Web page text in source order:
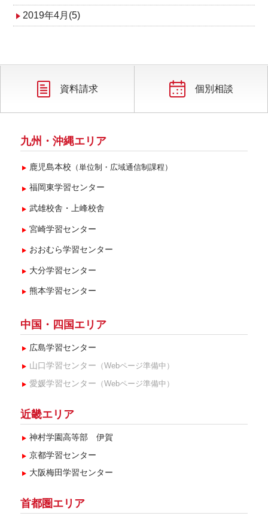
2019年4月(5)
資料請求 個別相談
九州・沖縄エリア
鹿児島本校 （単位制・広域通信制課程）
福岡東学習センター
武雄校舎・上峰校舎
宮崎学習センター
おおむら学習センター
大分学習センター
熊本学習センター
中国・四国エリア
広島学習センター
山口学習センター （Webページ準備中）
愛媛学習センター （Webページ準備中）
近畿エリア
神村学園高等部 伊賀
京都学習センター
大阪梅田学習センター
首都圏エリア